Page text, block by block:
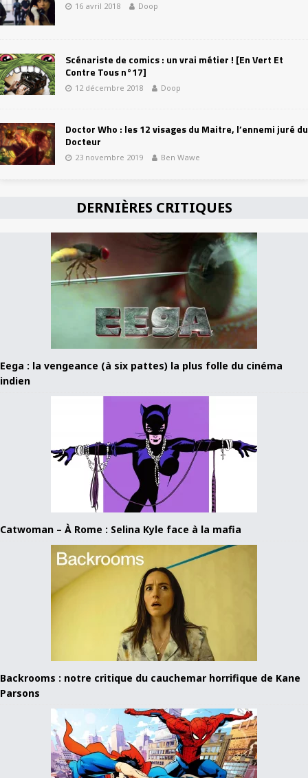
16 avril 2018 Doop
Scénariste de comics : un vrai métier ! [En Vert Et
Contre Tous n°17]
12 décembre 2018 Doop
Doctor Who : les 12 visages du Maitre, l’ennemi juré du
Docteur
23 novembre 2019 Ben Wawe
DERNIÈRES CRITIQUES
Eega : la vengeance (à six pattes) la plus folle du cinéma
indien
Catwoman – À Rome : Selina Kyle face à la mafia
Backrooms : notre critique du cauchemar horrifique de Kane
Parsons